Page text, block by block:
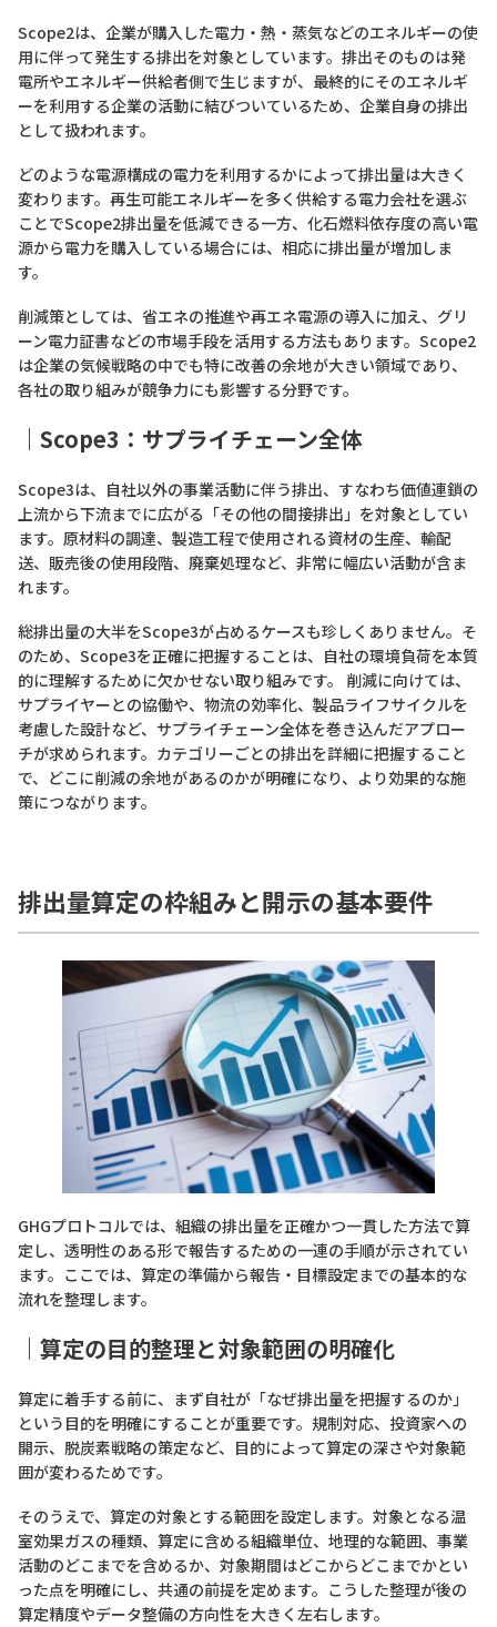
Scope2は、企業が購入した電力・熱・蒸気などのエネルギーの使
用に伴って発生する排出を対象としています。排出そのものは発
電所やエネルギー供給者側で生じますが、最終的にそのエネルギ
ーを利用する企業の活動に結びついているため、企業自身の排出
として扱われます。
どのような電源構成の電力を利用するかによって排出量は大きく
変わります。再生可能エネルギーを多く供給する電力会社を選ぶ
ことでScope2排出量を低減できる一方、化石燃料依存度の高い電
源から電力を購入している場合には、相応に排出量が増加しま
す。
削減策としては、省エネの推進や再エネ電源の導入に加え、グリ
ーン電力証書などの市場手段を活用する方法もあります。Scope2
は企業の気候戦略の中でも特に改善の余地が大きい領域であり、
各社の取り組みが競争力にも影響する分野です。
｜Scope3：サプライチェーン全体
Scope3は、自社以外の事業活動に伴う排出、すなわち価値連鎖の
上流から下流までに広がる「その他の間接排出」を対象としてい
ます。原材料の調達、製造工程で使用される資材の生産、輸配
送、販売後の使用段階、廃棄処理など、非常に幅広い活動が含ま
れます。
総排出量の大半をScope3が占めるケースも珍しくありません。そ
のため、Scope3を正確に把握することは、自社の環境負荷を本質
的に理解するために欠かせない取り組みです。 削減に向けては、
サプライヤーとの協働や、物流の効率化、製品ライフサイクルを
考慮した設計など、サプライチェーン全体を巻き込んだアプロー
チが求められます。カテゴリーごとの排出を詳細に把握すること
で、どこに削減の余地があるのかが明確になり、より効果的な施
策につながります。
排出量算定の枠組みと開示の基本要件
GHGプロトコルでは、組織の排出量を正確かつ一貫した方法で算
定し、透明性のある形で報告するための一連の手順が示されてい
ます。ここでは、算定の準備から報告・目標設定までの基本的な
流れを整理します。
｜算定の目的整理と対象範囲の明確化
算定に着手する前に、まず自社が「なぜ排出量を把握するのか」
という目的を明確にすることが重要です。規制対応、投資家への
開示、脱炭素戦略の策定など、目的によって算定の深さや対象範
囲が変わるためです。
そのうえで、算定の対象とする範囲を設定します。対象となる温
室効果ガスの種類、算定に含める組織単位、地理的な範囲、事業
活動のどこまでを含めるか、対象期間はどこからどこまでかとい
った点を明確にし、共通の前提を定めます。こうした整理が後の
算定精度やデータ整備の方向性を大きく左右します。